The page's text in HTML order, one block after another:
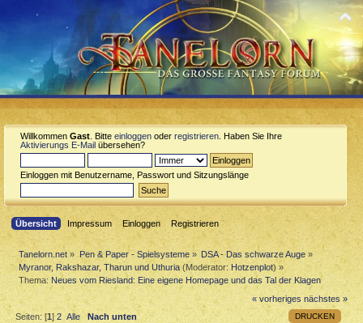
Willkommen Gast . Bitte einloggen oder registrieren . Haben Sie Ihre
Aktivierungs E-Mail übersehen?
Einloggen mit Benutzername, Passwort und Sitzungslänge
Übersicht Impressum Einloggen Registrieren
Tanelorn.net » Pen & Paper - Spielsysteme» DSA - Das schwarze Auge »
Myranor, Rakshazar, Tharun und Uthuria (Moderator:Hotzenplot) »
Thema:Neues vom Riesland: Eine eigene Homepage und das Tal der Klagen
« vorheriges nächstes »
DRUCKEN
Seiten: [1]2 Alle Nach unten